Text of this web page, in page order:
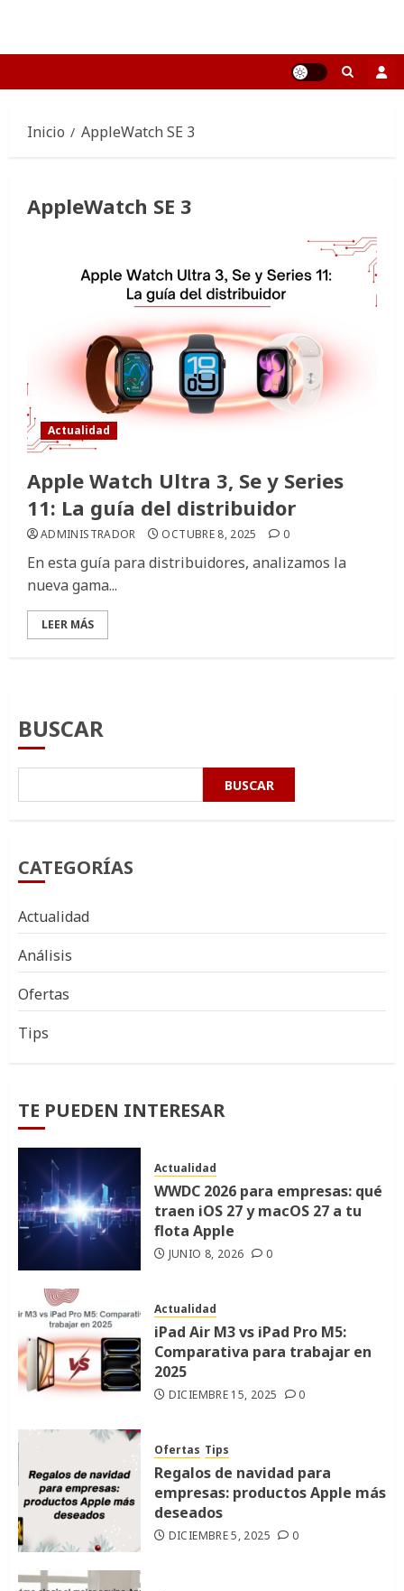
contenido
Inicio AppleWatch SE 3
AppleWatch SE 3
Actualidad
Apple Watch Ultra 3, Se y Series
11: La guía del distribuidor
ADMINISTRADOR OCTUBRE 8, 2025 0
En esta guía para distribuidores, analizamos la
nueva gama...
LEER MÁS
BUSCAR
BUSCAR
CATEGORÍAS
Actualidad
Análisis
Ofertas
Tips
TE PUEDEN INTERESAR
Actualidad
WWDC 2026 para empresas: qué
traen iOS 27 y macOS 27 a tu
flota Apple
JUNIO 8, 2026 0
Actualidad
iPad Air M3 vs iPad Pro M5:
Comparativa para trabajar en
2025
DICIEMBRE 15, 2025 0
Ofertas Tips
Regalos de navidad para
empresas: productos Apple más
deseados
DICIEMBRE 5, 2025 0